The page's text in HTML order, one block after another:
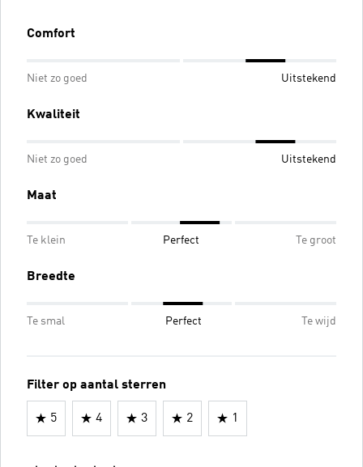
Comfort
Niet zo goed Uitstekend
Kwaliteit
Niet zo goed Uitstekend
Maat
Te klein Perfect Te groot
Breedte
Te smal Perfect Te wijd
Filter op aantal sterren
5 4 3 2 1